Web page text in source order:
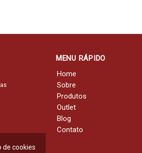
MENU RÁPIDO
Home
Sobre
Produtos
Outlet
Blog
Contato
de cookies